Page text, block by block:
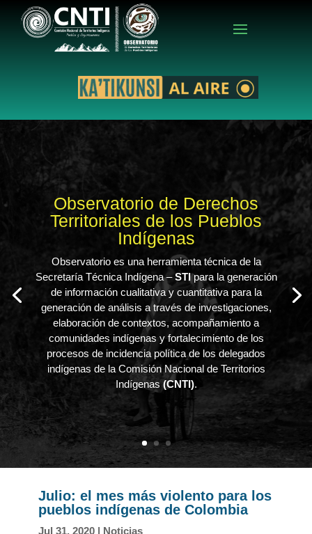
Observatorio de Derechos
Territoriales de los Pueblos
Indígenas
Observatorio es una herramienta técnica de la
Secretaría Técnica Indígena –STIpara la generación
de información cualitativa y cuantitativa para la
generación de análisis a través de investigaciones,
elaboración de contextos, acompañamiento a
comunidades indígenas y fortalecimiento de los
procesos de incidencia política de los delegados
indígenas de la Comisión Nacional de Territorios
Indígenas(CNTI).
Julio: el mes más violento para los
pueblos indígenas de Colombia
Jul 31, 2020| Noticias